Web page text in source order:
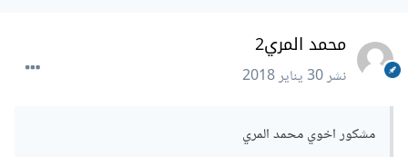
محمد المري2
نشر30 يناير 2018
مشكور اخوي محمد المري